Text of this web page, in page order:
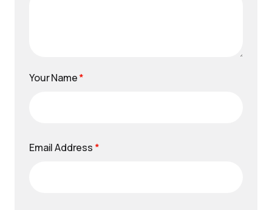
Your Name*
Email Address *